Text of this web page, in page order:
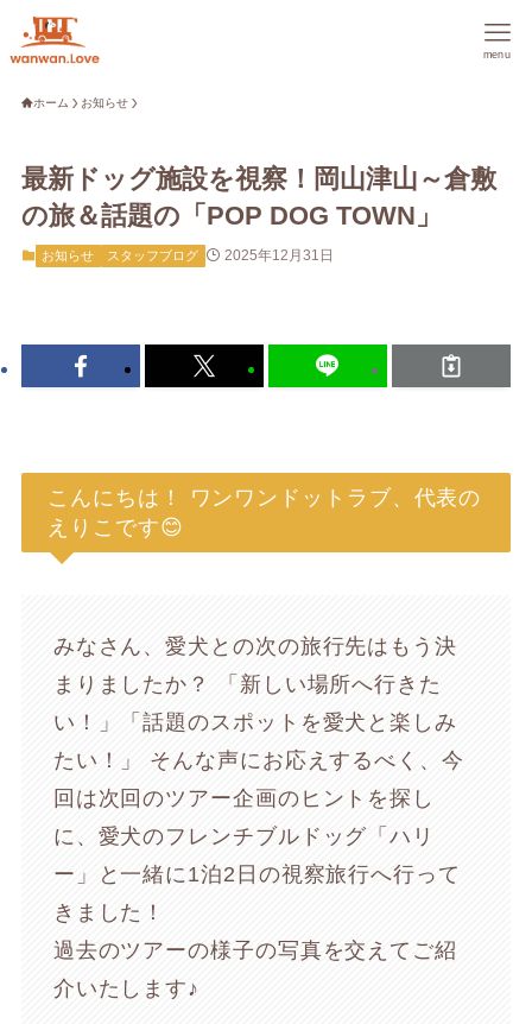
menu
ホーム お知らせ
最新ドッグ施設を視察！岡山津山～倉敷
の旅＆話題の「POP DOG TOWN」
お知らせ スタッフブログ 2025年12月31日
こんにちは！ ワンワンドットラブ、代表の
えりこです😊
みなさん、愛犬との次の旅行先はもう決
まりましたか？ 「新しい場所へ行きた
い！」「話題のスポットを愛犬と楽しみ
たい！」 そんな声にお応えするべく、今
回は次回のツアー企画のヒントを探し
に、愛犬のフレンチブルドッグ「ハリ
ー」と一緒に1泊2日の視察旅行へ行って
きました！
過去のツアーの様子の写真を交えてご紹
介いたします♪